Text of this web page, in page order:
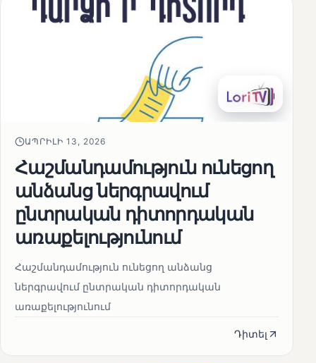
ԱՊՐԻԼԻ 13, 2026
Հաշմանդամություն ունեցող
անձանց ներգրավում
ընտրական դիտորդական
առաքելությունում
Հաշմանդամություն ունեցող անձանց
ներգրավում ընտրական դիտորդական
առաքելությունում
Դիտել